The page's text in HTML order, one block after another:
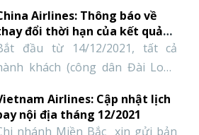
trong tháng 1 năm 2022; cụ
như sau: 1. KHAI THÁC
BAY HAN-ICN * THÁNG
NĂM 2022 – Ngày bay : THỨ 2,
bay : OZ734 – Giờ […]
Airlines: Thông báo về
đổi thời hạn của kết quả
nghiệm PCR đối với khách
cảnh Đài Loan
đầu từ 14/12/2021, tất cả
khách (công dân Đài Loan
trú) đến Đài Loan được yêu
cung cấp giấy chứng nhận Kết
Airlines: Cập nhật lịch
nội địa tháng 12/2021
nhánh Miền Bắc xin gửi bản